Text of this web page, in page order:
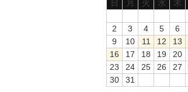
日
月 火 水 木
2
3 4 5 6
9
10 11 12 13
16
17 18 19 20
23
24 25 26 27
30
31